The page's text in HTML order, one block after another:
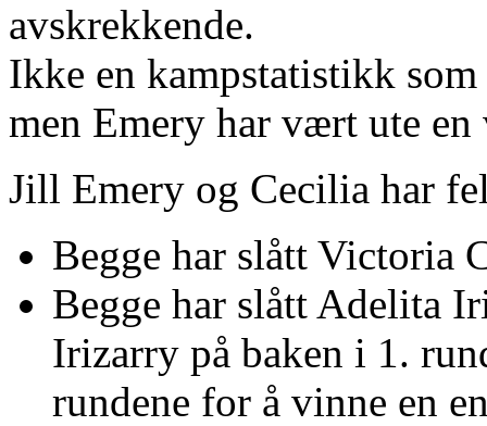
avskrekkende.
Ikke en kampstatistikk
men Emery har vært ute
Jill Emery og Cecilia har
Begge har slått Victoria
Begge har slått Adelita
Irizarry på baken i 1.
rundene for å vinne en